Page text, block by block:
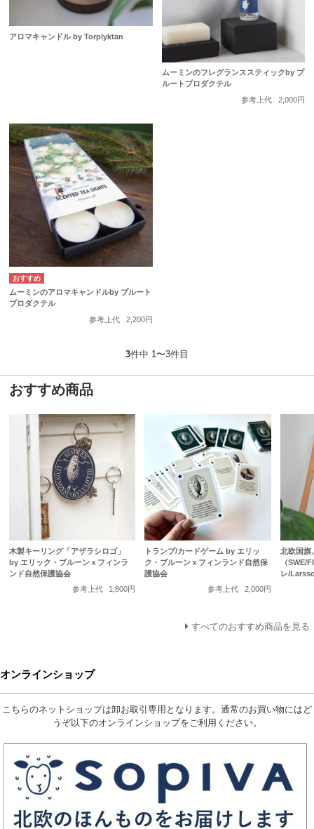
アロマキャンドル by Torplyktan
ムーミンのフレグランススティックby プ
ルートプロダクテル
参考上代
2,000円
ムーミンのアロマキャンドルby プルート
プロダクテル
参考上代
2,200円
3件中 1〜3件目
おすすめ商品
木製キーリング「アザラシロゴ」
by エリック・ブルーンｘフィンラ
ンド自然保護協会
参考上代
1,800円
トランプ/カードゲーム by エリッ
ク・ブルーンｘフィンランド自然保
護協会
参考上代
2,000円
北欧国旗
（SWE/
レ/
すべてのおすすめ商品を見る
オンラインショップ
こちらのネットショップは卸お取引専用となります。通常のお買い物にはど
うぞ以下のオンラインショップをご利用ください。